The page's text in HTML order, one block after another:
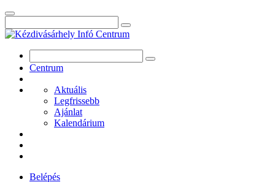
Centrum
Aktuális
Legfrissebb
Ajánlat
Kalendárium
Belépés